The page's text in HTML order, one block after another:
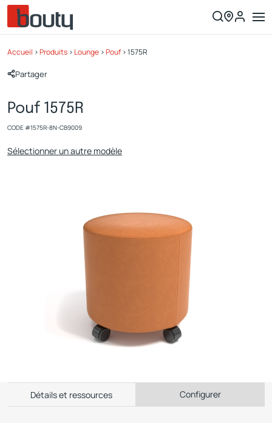
Accueil >Produits > Lounge >Pouf>1575R
Partager
Pouf 1575R
CODE #1575R-8N-CB9009
Sélectionner un autre modèle
Détails et ressources Configurer